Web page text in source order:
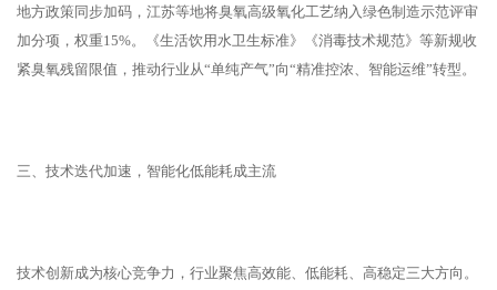
地方政策同步加码，江苏等地将臭氧高级氧化工艺纳入绿色制造示范评审
加分项，权重15%。《生活饮用水卫生标准》《消毒技术规范》等新规收
紧臭氧残留限值，推动行业从“单纯产气”向“精准控浓、智能运维”转型。
三、技术迭代加速，智能化低能耗成主流
技术创新成为核心竞争力，行业聚焦高效能、低能耗、高稳定三大方向。